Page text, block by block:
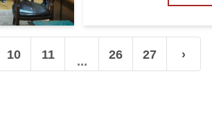
10 11 ... 26 27 ›